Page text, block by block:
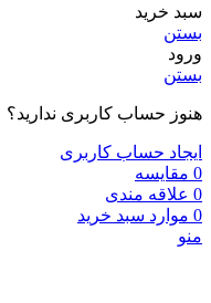
سبد خرید
بستن
ورود
بستن
هنوز حساب کاربری ندارید؟
ایجاد حساب کاربری
0 مقایسه
0 علاقه مندی
0 موارد سبد خرید
منو